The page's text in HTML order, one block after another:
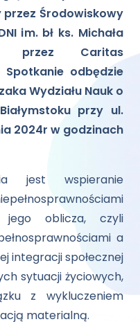
Środowiskowy
im. bł ks. Michała
przez Caritas
Spotkanie odbędzie
Wydziału Nauk o
przy ul.
2024r w godzinach
jest wspieranie
oblicza, czyli
a
integracji społecznej
sytuacji życiowych,
z wykluczeniem
materialną.